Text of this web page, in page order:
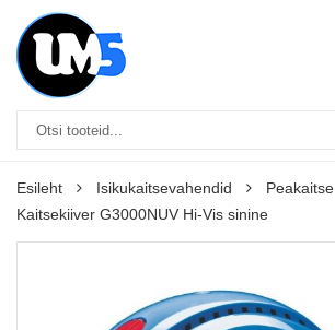
Esileht Isikukaitsevahendid Peakaitse
Kaitsekiiver G3000NUV Hi-Vis sinine